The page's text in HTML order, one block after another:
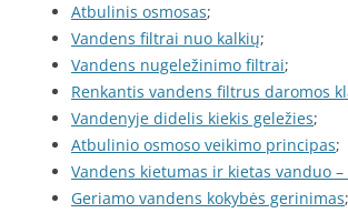
Atbulinis osmosas;
Vandens filtrai nuo kalkių;
Vandens nugeležinimo filtrai;
Renkantis vandens filtrus daromos
Vandenyje didelis kiekis geležies;
Atbulinio osmoso veikimo principas;
Vandens kietumas ir kietas vanduo –
Geriamo vandens kokybės gerinimas;